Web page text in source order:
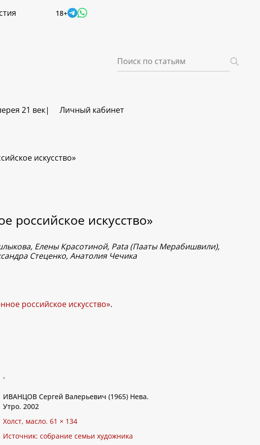
18+
21 век Личный кабинет
искусство»
российское искусство»
Елены Красотиной, Pata (Пааты Мерабишвили),
Стеценко, Анатолия Чечика
российское искусство».
ИВАНЦОВ Сергей Валерьевич (1965) Нева.
Утро. 2002
Холст, масло. 61 × 134
Источник: собрание семьи художника